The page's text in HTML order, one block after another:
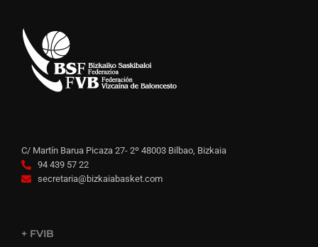
C/ Martín Barua Picaza 27- 2º 48003 Bilbao, Bizkaia
94 439 57 22
secretaria@bizkaiabasket.com
+ FVIB